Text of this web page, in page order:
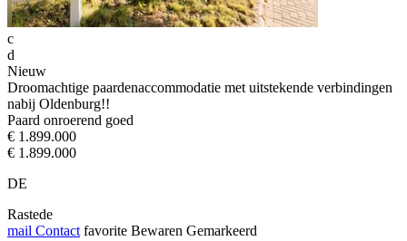
c
d
Nieuw
Droomachtige paardenaccommodatie met uitstekende verbindingen
nabij Oldenburg!!
Paard onroerend goed
€ 1.899.000
€ 1.899.000
DE
Rastede
mail Contact favorite Bewaren Gemarkeerd